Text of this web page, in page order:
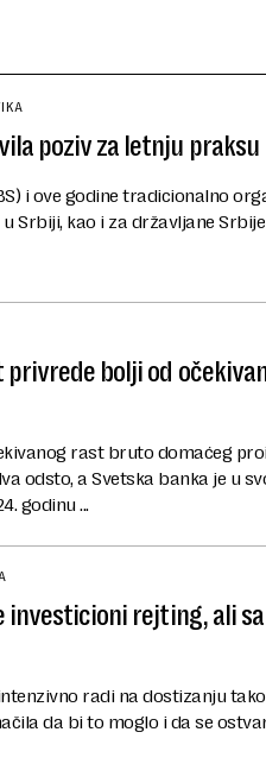
poziv za letnju praksu
i ove godine tradicionalno
Srbiji, kao i za državljane
privrede bolji od
rast bruto domaćeg
odsto, a Svetska banka je u
godinu ...
investicioni rejting, ali
radi na dostizanju
da bi to moglo i da se